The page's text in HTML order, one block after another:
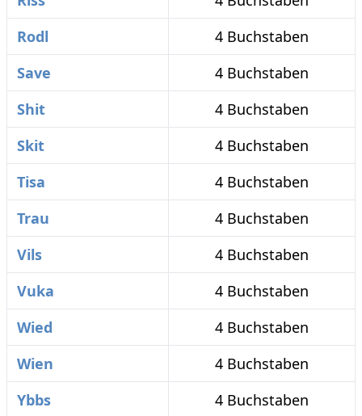
Rodl
4 Buchstaben
Save
4 Buchstaben
Shit
4 Buchstaben
Skit
4 Buchstaben
Tisa
4 Buchstaben
Trau
4 Buchstaben
Vils
4 Buchstaben
Vuka
4 Buchstaben
Wied
4 Buchstaben
Wien
4 Buchstaben
Ybbs
4 Buchstaben